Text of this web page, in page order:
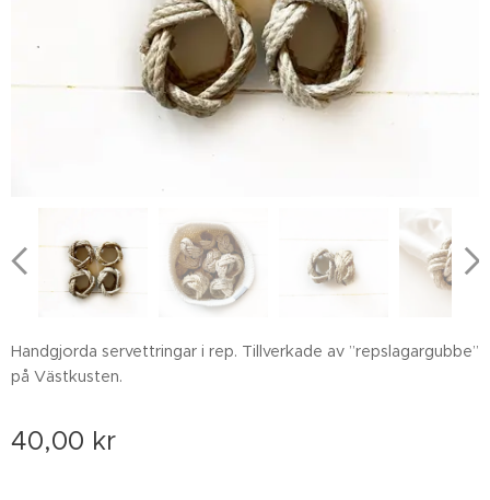
Handgjorda servettringar i rep. Tillverkade av ”repslagargubbe”
på Västkusten.
40,00 kr